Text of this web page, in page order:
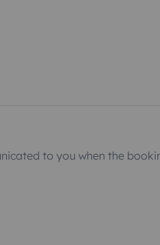
to you when the